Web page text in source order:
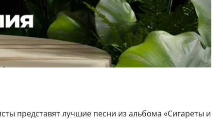
представят лучшие песни из альбома «Сигареты и